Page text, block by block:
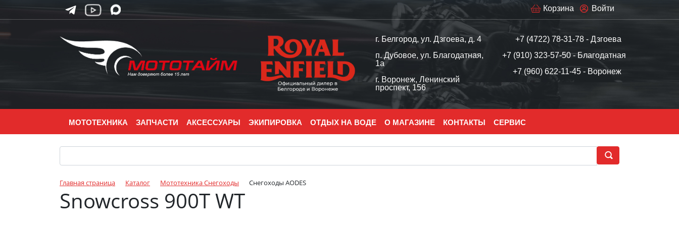
Войти
Корзина
г. Белгород, ул. Дзгоева, д. 4
п. Дубовое, ул. Благодатная,
1а
г. Воронеж, Ленинский
проспект, 156
+7 (4722) 78-31-78 - Дзгоева
+7 (910) 323-57-50 - Благодатная
+7 (960) 622-11-45 - Воронеж
МОТОТЕХНИКА ЗАПЧАСТИ АКСЕССУАРЫ ЭКИПИРОВКА ОТДЫХ НА ВОДЕ О МАГАЗИНЕ КОНТАКТЫ СЕРВИС
Главная страница Каталог Мототехника Снегоходы Снегоходы AODES
Snowcross 900T WT